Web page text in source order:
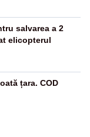
salvarea a 2
elicopterul
țara. COD